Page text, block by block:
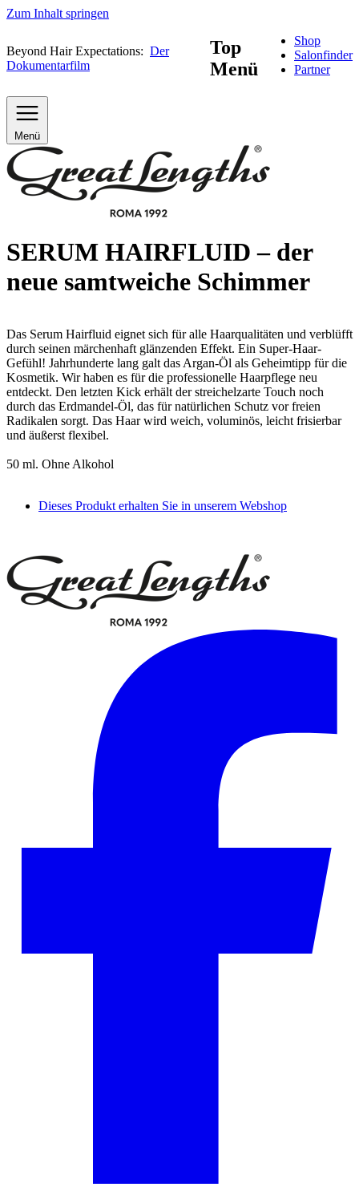
Zum Inhalt springen
Beyond Hair Expectations: Der
Dokumentarfilm
Top
Menü
Shop
Salonfinder
Partner
Menü
SERUM HAIRFLUID – der
neue samtweiche Schimmer
Das Serum Hairfluid eignet sich für alle Haarqualitäten und verblüfft
durch seinen märchenhaft glänzenden Effekt. Ein Super-Haar-
Gefühl! Jahrhunderte lang galt das Argan-Öl als Geheimtipp für die
Kosmetik. Wir haben es für die professionelle Haarpflege neu
entdeckt. Den letzten Kick erhält der streichelzarte Touch noch
durch das Erdmandel-Öl, das für natürlichen Schutz vor freien
Radikalen sorgt. Das Haar wird weich, voluminös, leicht frisierbar
und äußerst flexibel.
50 ml. Ohne Alkohol
Dieses Produkt erhalten Sie in unserem Webshop